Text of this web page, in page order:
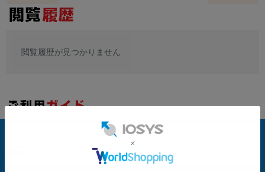
閲覧履歴が見つかりません
お支払い方法
モニタサイズ